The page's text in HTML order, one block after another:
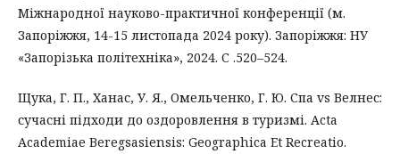
Міжнародної науково-практичної конференції (м.
Запоріжжя, 14-15 листопада 2024 року). Запоріжжя: НУ
«Запорізька політехніка», 2024. С .520–524.
Щука, Г. П., Ханас, У. Я., Омельченко, Г. Ю. Спа vs Велнес:
сучасні підходи до оздоровлення в туризмі. Acta
Academiae Beregsasiensis: Geographica Et Recreatio.